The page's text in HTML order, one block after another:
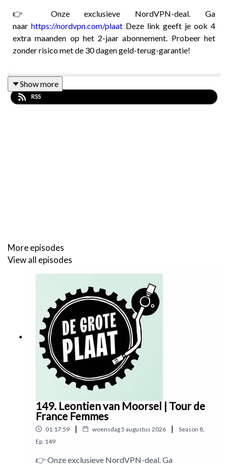
👉 Onze exclusieve NordVPN-deal. Ga
naar https://nordvpn.com/plaat Deze link geeft je ook 4
extra maanden op het 2-jaar abonnement. Probeer het
zonder risico met de 30 dagen geld-terug-garantie!
Onze gast is met 5 gouden medailles de meest succesvolle
Nederlandse Olympiër op de Zomerspelen. Daarnaast
👉 word ooksupporter van De Grote Plaat via
👉 Check hier de playlist van Blaudzun
het officiële De Grote Plaat wielershirt
👉 Volg ons opInsta
Show more
RSS
More episodes
View all episodes
149. Leontien van Moorsel | Tour de
France Femmes
01:17:59 | woensdag 5 augustus 2026 | Season 8
Ep. 149
👉 Onze exclusieve NordVPN-deal. Ga